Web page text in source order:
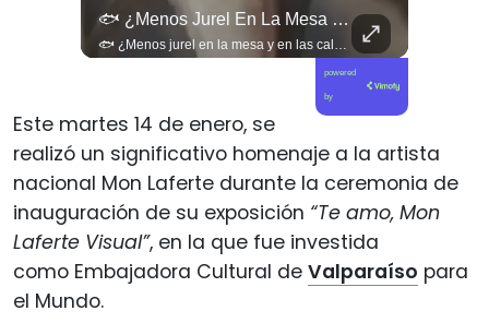
🐟 ¿Menos Jurel En La Mesa Y En Las Caletas?
🐟 ¿Menos jurel en la mesa y en las caletas? El cambio climático y El Niño alteran las aguas chilenas. 🌊🇨🇱 Especialistas advierten que las anomalías térmicas en el océano están desplazando los cardúmenes de jurel hacia zonas más profundas y australes, alejándolos de la costa. El fenómeno golpea directamente el sustento de la pesca artesanal y amenaza la canasta básica familiar, al restringir la oferta de una de las fuentes de proteína más populares y accesibles del país. 📉🎣 🎥 Revisa el análisis científico completo y el impacto en las comunidades costeras en elciudadano.com 🔗 (Link en la biografía). ¿Has notado la escasez o el alza de precio del jurel en tu ciudad? Te leemos en los comentarios. 💬👇🏼
powered
by
Este martes 14 de enero, se
realizó un significativo homenaje a la artista
nacional Mon Laferte durante la ceremonia de
inauguración de su exposición “Te amo, Mon
Laferte Visual”, en la que fue investida
como Embajadora Cultural de Valparaíso para
el Mundo.